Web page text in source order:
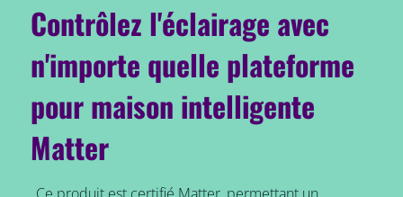
Contrôlez l'éclairage avec
n'importe quelle plateforme
pour maison intelligente
Matter